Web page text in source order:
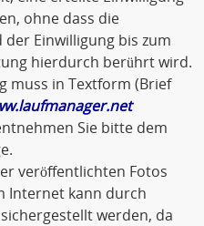
ohne dass die
Einwilligung bis zum
hierdurch berührt wird.
muss in Textform (Brief
Sie bitte dem
veröffentlichten Fotos
Internet kann durch
werden, da